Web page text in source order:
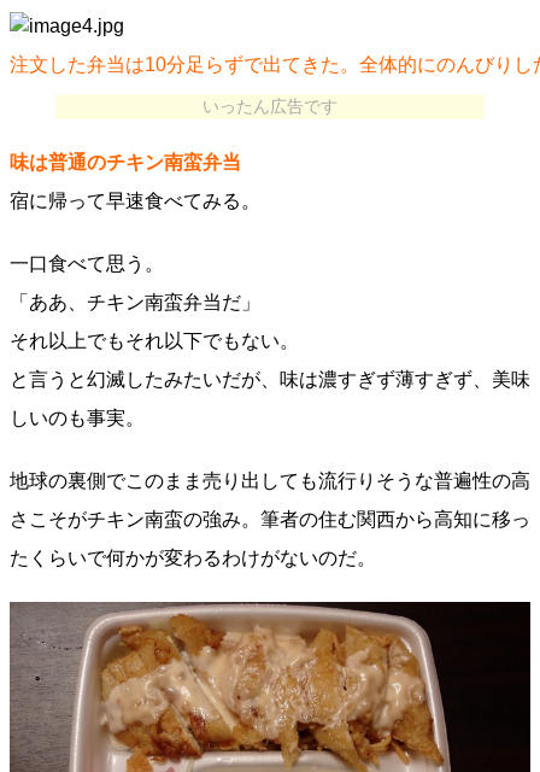
注文した弁当は10分足らずで出てきた。全体的にのんびり
いったん広告です
味は普通のチキン南蛮弁当
宿に帰って早速食べてみる。
一口食べて思う。
「ああ、チキン南蛮弁当だ」
それ以上でもそれ以下でもない。
と言うと幻滅したみたいだが、味は濃すぎず薄すぎず、美味
しいのも事実。
地球の裏側でこのまま売り出しても流行りそうな普遍性の高
さこそがチキン南蛮の強み。筆者の住む関西から高知に移っ
たくらいで何かが変わるわけがないのだ。